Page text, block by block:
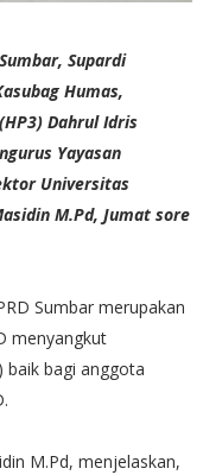
Supardi
Humas,
Dahrul Idris
Yayasan
Universitas
M.Pd, Jumat sore
Sumbar merupakan
menyangkut
baik bagi anggota
M.Pd, menjelaskan,